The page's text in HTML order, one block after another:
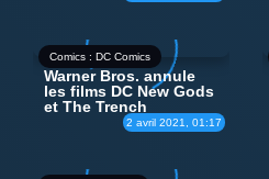
Comics : DC Comics
2 avril 2021, 01:17
Warner Bros. annule
les films DC New Gods
et The Trench